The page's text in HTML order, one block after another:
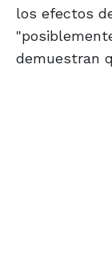
los efectos
demuestran